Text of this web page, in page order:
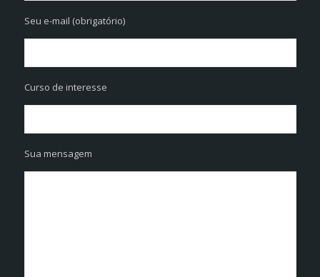
Seu e-mail (obrigatório)
Curso de interesse
Sua mensagem